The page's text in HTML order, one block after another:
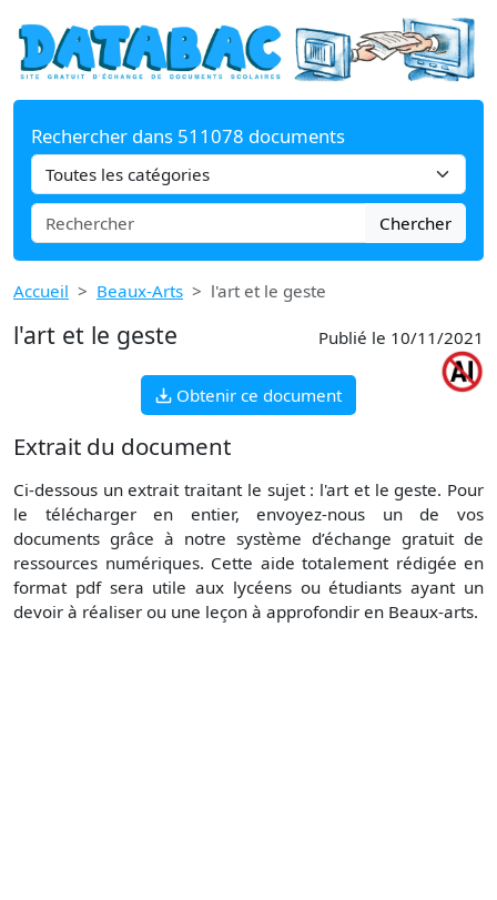
Rechercher dans 511078 documents
Chercher
Accueil Beaux-Arts l'art et le geste
l'art et le geste Publié le 10/11/2021
Obtenir ce document
Extrait du document
Ci-dessous un extrait traitant le sujet : l'art et le geste. Pour
le télécharger en entier, envoyez-nous un de vos
documents grâce à notre système d’échange gratuit de
ressources numériques. Cette aide totalement rédigée en
format pdf sera utile aux lycéens ou étudiants ayant un
devoir à réaliser ou une leçon à approfondir en Beaux-arts.